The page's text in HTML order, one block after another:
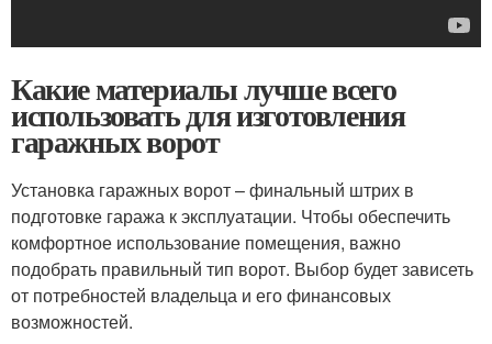
Какие материалы лучше всего
использовать для изготовления
гаражных ворот
Установка гаражных ворот – финальный штрих в
подготовке гаража к эксплуатации. Чтобы обеспечить
комфортное использование помещения, важно
подобрать правильный тип ворот. Выбор будет зависеть
от потребностей владельца и его финансовых
возможностей.